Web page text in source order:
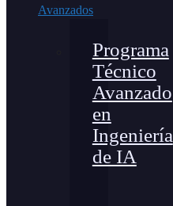
Avanzados
Programa
Técnico
Avanzado
en
Ingeniería
de IA